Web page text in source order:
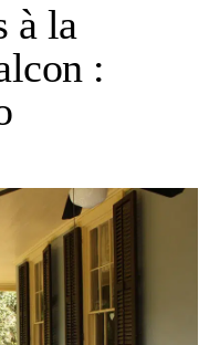
à la
: